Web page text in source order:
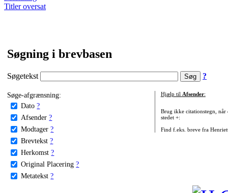
Titler oversat
Søgning i brevbasen
Søgetekst ?
Søge-afgrænsning:
Dato ?
Afsender ?
Modtager ?
Brevtekst ?
Herkomst ?
Original Placering ?
Metatekst ?
Hjælp til Afsender:
Brug ikke citationstegn, når
stedet +:
Find f.eks. breve fra